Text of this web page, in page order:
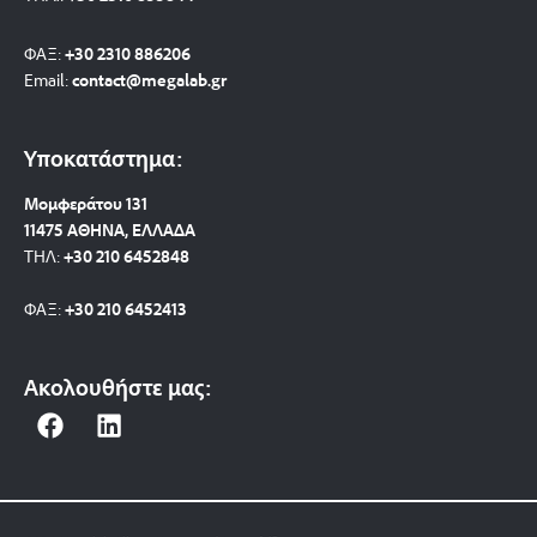
ΦΑΞ:+30 2310 886206
Email:contact@megalab.gr
Υποκατάστημα:
Μομφεράτου 131
11475 ΑΘΗΝΑ, ΕΛΛΑΔΑ
ΤΗΛ:+30 210 6452848
ΦΑΞ:+30 210 6452413
Ακολουθήστε μας:
F
e
L
k